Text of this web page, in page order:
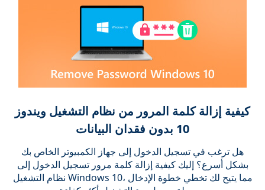
كيفية إزالة كلمة المرور من نظام التشغيل ويندوز
10 بدون فقدان البيانات
هل ترغب في تسجيل الدخول إلى جهاز الكمبيوتر الخاص بك
بشكل أسرع؟ إليك كيفية إزالة كلمة مرور تسجيل الدخول إلى
نظام التشغيل Windows 10، مما يتيح لك تخطي خطوة الإدخال